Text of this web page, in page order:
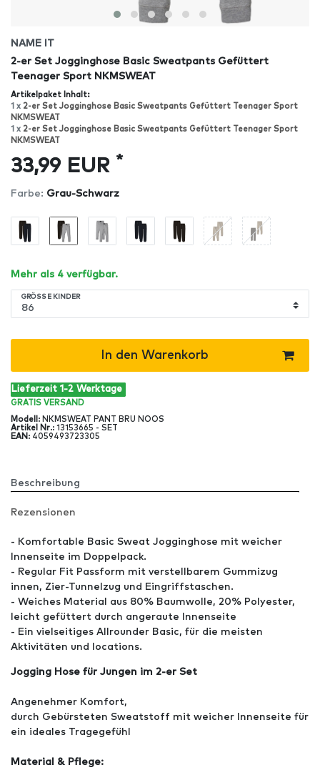
NAME IT
2-er Set Jogginghose Basic Sweatpants Gefüttert
Teenager Sport NKMSWEAT
Artikelpaket Inhalt:
1 x 2-er Set Jogginghose Basic Sweatpants Gefüttert Teenager Sport
NKMSWEAT
1 x 2-er Set Jogginghose Basic Sweatpants Gefüttert Teenager Sport
NKMSWEAT
33,99 EUR *
Farbe: Grau-Schwarz
Mehr als 4 verfügbar.
GRÖSSE KINDER
In den Warenkorb
Lieferzeit 1-2 Werktage
GRATIS VERSAND
Modell : NKMSWEAT PANT BRU NOOS
Artikel Nr.: 13153665 - SET
EAN : 4059493723305
Beschreibung
Rezensionen
- Komfortable Basic Sweat Jogginghose mit weicher
Innenseite im Doppelpack.
- Regular Fit Passform mit verstellbarem Gummizug
innen, Zier-Tunnelzug und Eingriffstaschen.
- Weiches Material aus 80% Baumwolle, 20% Polyester,
leicht gefüttert durch angeraute Innenseite
- Ein vielseitiges Allrounder Basic, für die meisten
Aktivitäten und locations.
Jogging Hose für Jungen im 2-er Set
Angenehmer Komfort,
durch Gebürsteten Sweatstoff mit weicher Innenseite für
ein ideales Tragegefühl
Material & Pflege: